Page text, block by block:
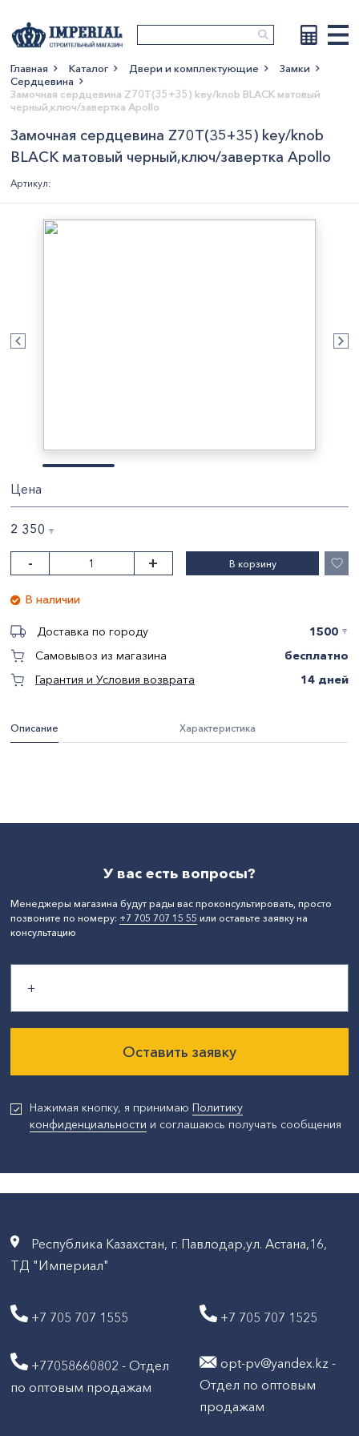
Показать больше
Главная Каталог Двери и комплектующие
Замки
Сердцевина
Замочная сердцевина Z70T(35+35) key/knob BLACK матовый
черный,ключ/завертка Apollo
Замочная сердцевина Z70T(35+35) key/knob
BLACK матовый черный,ключ/завертка Apollo
Артикул:
Описание Характеристика
Цена
2 350 〒
- + В корзину
В наличии
Доставка по городу 1500 〒
Самовывоз из магазина
бесплатно
Гарантия и Условия возврата
14 дней
У вас есть вопросы?
Менеджеры магазина будут рады вас проконсультировать, просто
позвоните по номеру: +7 705 707 15 55 или оставьте заявку на
консультацию
Оставить заявку
Нажимая кнопку, я принимаю Политику
конфиденциальности и соглашаюсь получать сообщения
Республика Казахстан, г. Павлодар,ул. Астана,16,
ТД "Империал"
+7 705 707 1555 +7 705 707 1525
+77058660802 - Отдел
по оптовым продажам
opt-pv@yandex.kz -
Отдел по оптовым
продажам